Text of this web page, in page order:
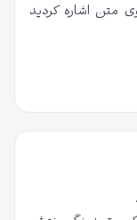
متن اشاره کردید